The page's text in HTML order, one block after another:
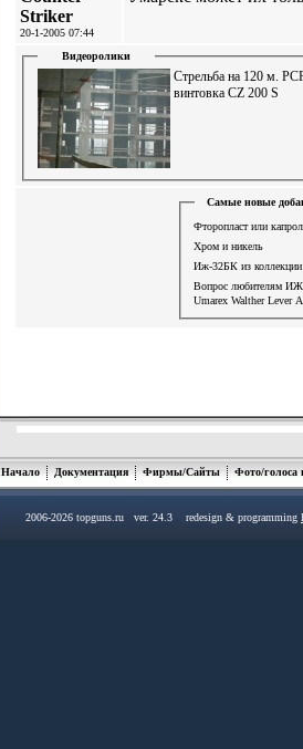
Striker
20-1-2005 07:44
Видеоролики
Стрельба на 120 м.
винтовка CZ 200 S
Самые новые
Фторопласт или
Хром и никель
Иж-32БК из
Вопрос любителям
Umarex Walther Lever
Начало Документация Фирмы/Сайты Фото/голоса
2006-2026 topguns.ru ver. 24.3 redesign & programming